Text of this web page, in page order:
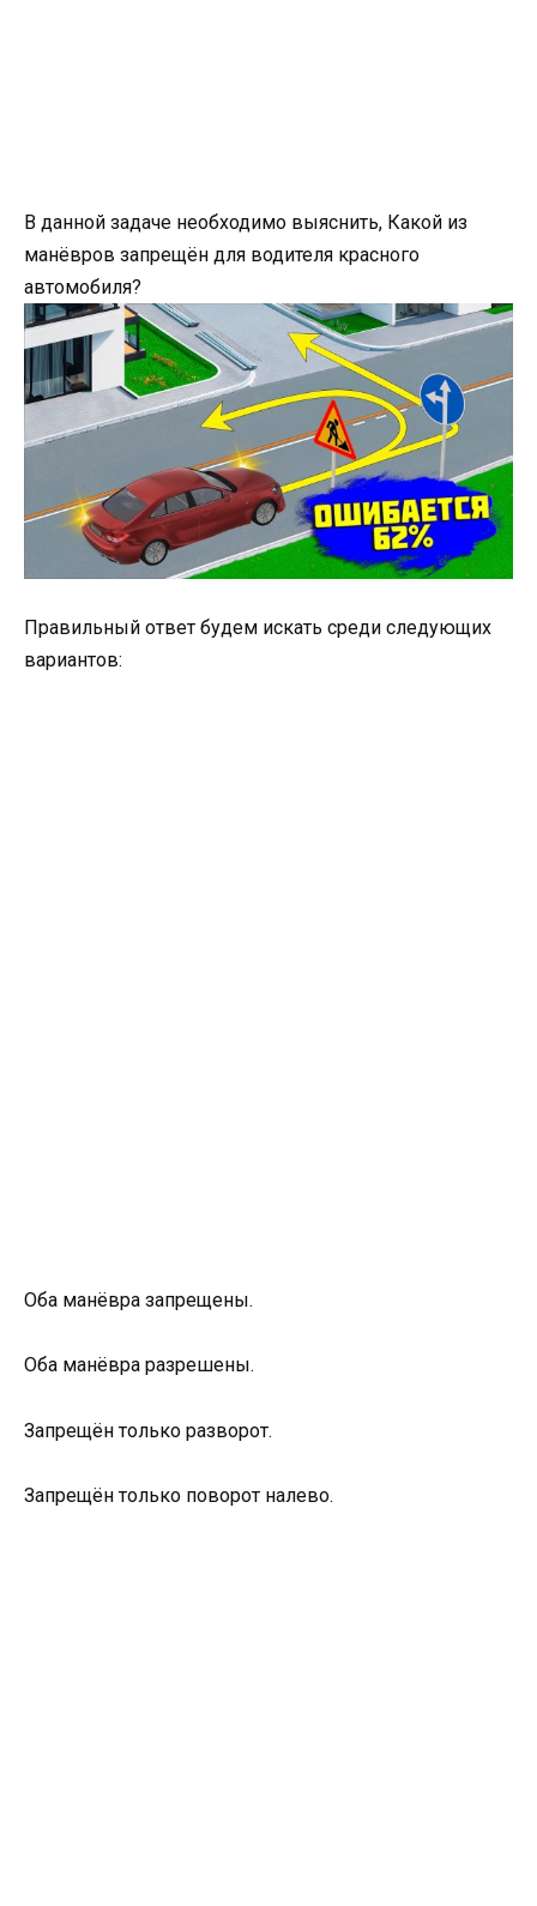
В данной задаче необходимо выяснить, Какой из
манёвров запрещён для водителя красного
автомобиля?
Правильный ответ будем искать среди следующих
вариантов:
Оба манёвра запрещены.
Оба манёвра разрешены.
Запрещён только разворот.
Запрещён только поворот налево.